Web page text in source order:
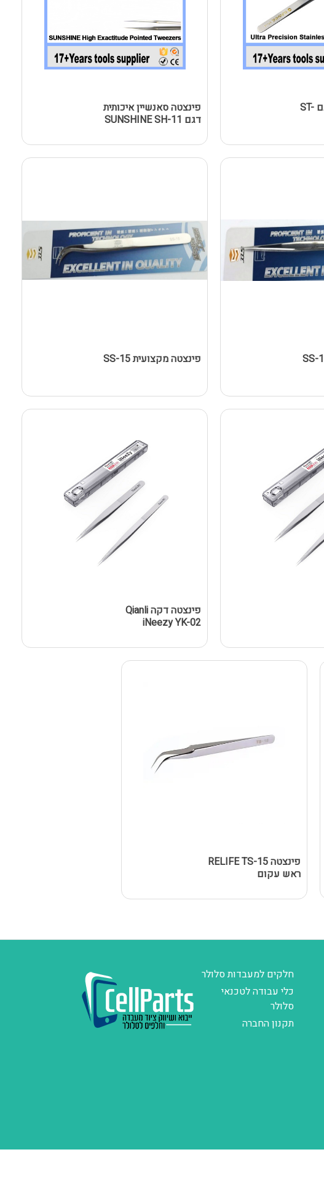
פינצטה סאנשיין דגם ST-
פינצטה סאנשיין איכותית
דגם SUNSHINE SH-11
פינצטה מקצועית SS-15
פינצטה דקה Qianli
iNeezy YK-02
פינצטה RELIFE TS-15
ראש עקום
חלקים למעבדות סלולר
כלי עבודה לטכנאי
סלולר
תקנון החברה